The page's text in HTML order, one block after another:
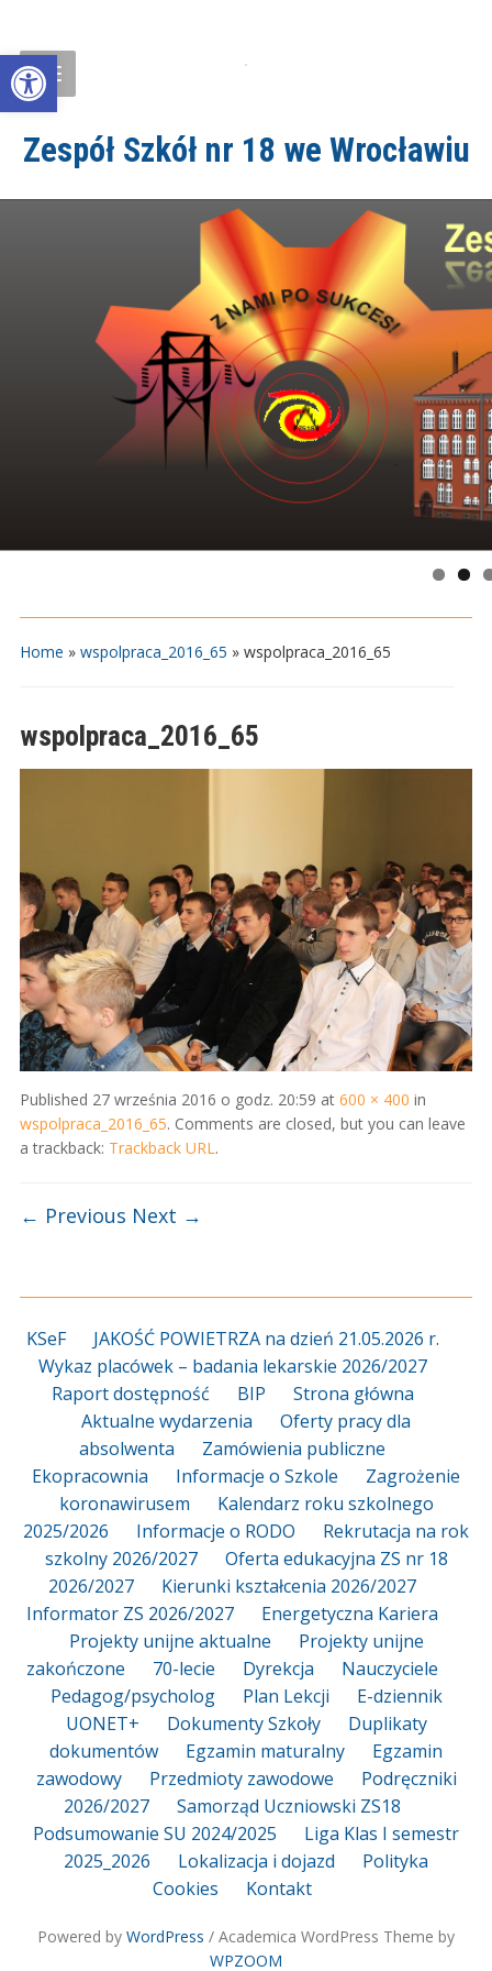
Open toolbar
Zespół Szkół nr 18 we Wrocławiu
Home » wspolpraca_2016_65 » wspolpraca_2016_65
wspolpraca_2016_65
Published 27 września 2016 o godz. 20:59 at 600 × 400 in
wspolpraca_2016_65. Comments are closed, but you can leave
a trackback: Trackback URL .
← Previous Next →
KSeF
JAKOŚĆ POWIETRZA na dzień 21.05.2026 r.
Wykaz placówek – badania lekarskie 2026/2027
Raport dostępność
BIP
Strona główna
Aktualne wydarzenia
Oferty pracy dla
absolwenta
Zamówienia publiczne
Ekopracownia
Informacje o Szkole
Zagrożenie
koronawirusem
Kalendarz roku szkolnego
2025/2026
Informacje o RODO
Rekrutacja na rok
szkolny 2026/2027
Oferta edukacyjna ZS nr 18
2026/2027
Kierunki kształcenia 2026/2027
Informator ZS 2026/2027
Energetyczna Kariera
Projekty unijne aktualne
Projekty unijne
zakończone
70-lecie Dyrekcja
Nauczyciele
Pedagog/psycholog
Plan Lekcji
E-dziennik
UONET+
Dokumenty Szkoły
Duplikaty
dokumentów
Egzamin maturalny
Egzamin
zawodowy
Przedmioty zawodowe
Podręczniki
2026/2027
Samorząd Uczniowski ZS18
Podsumowanie SU 2024/2025
Liga Klas I semestr
2025_2026
Lokalizacja i dojazd
Polityka
Cookies
Kontakt
Powered by WordPress / Academica WordPress Theme by
WPZOOM